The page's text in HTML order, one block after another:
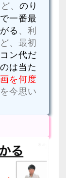
、 のり
一番最
る 、利
、最初
ン代だ
は当た
を何度
今思い